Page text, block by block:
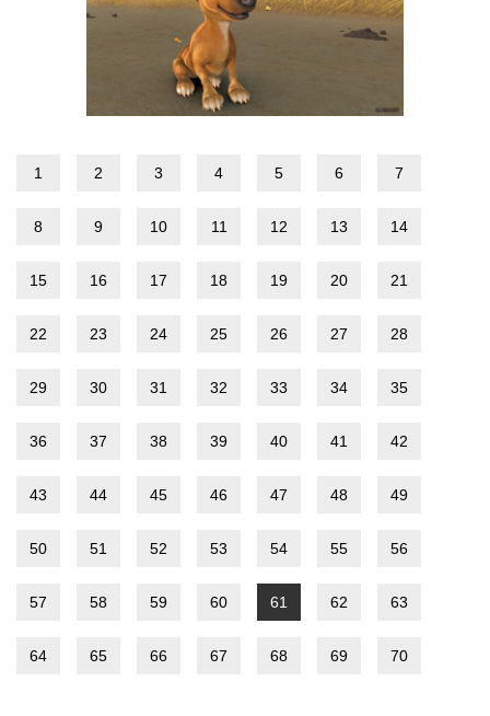
1 2 3 4 5 6 7
8 9 10 11 12 13 14
15 16 17 18 19 20 21
22 23 24 25 26 27 28
29 30 31 32 33 34 35
36 37 38 39 40 41 42
43 44 45 46 47 48 49
50 51 52 53 54 55 56
57 58 59 60 61 62 63
64 65 66 67 68 69 70